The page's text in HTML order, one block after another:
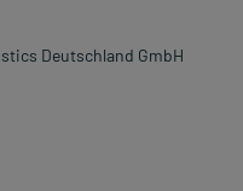
Deutschland GmbH